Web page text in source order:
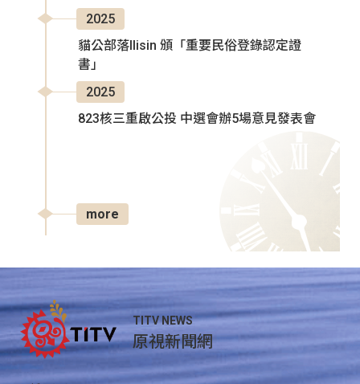
2025
貓公部落Ilisin 頒「重要民俗登錄認定證
書」
2025
823核三重啟公投 中選會辦5場意見發表會
more
TITV NEWS
原視新聞網